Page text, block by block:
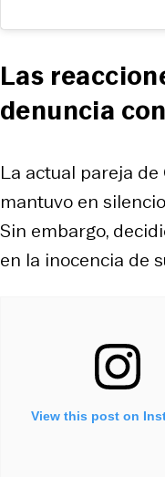
View this post on
Las
denuncia
La actual pareja de
mantuvo en
Sin embargo,
en la inocencia de